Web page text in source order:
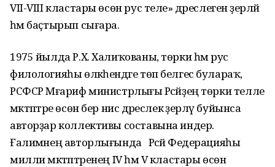
VII-VIII кластары өсөн рус теле» дәреслеген әҙерләй
һәм баҫтырып сығара.
1975 йылда Р.Х. Халиҡованы, төрки һәм рус
филологияһы өлкәһендәге төп белгес булараҡ,
РСФСР Мәғариф министрлығы Рәсәйҙең төрки телле
мәктәптәре өсөн бер нисә дәреслек әҙерләү буйынса
авторҙар коллективы составына индерә.
Ғалимәнең авторлығында Рәсәй Федерацияһы
милли мәктәптәренең IV һәм V кластары өсөн